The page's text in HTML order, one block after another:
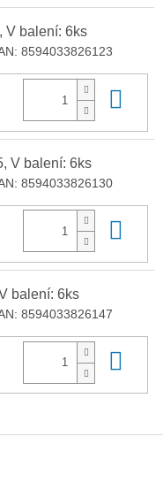
V balení: 6ks
8594033826123
V balení: 6ks
8594033826130
balení: 6ks
8594033826147